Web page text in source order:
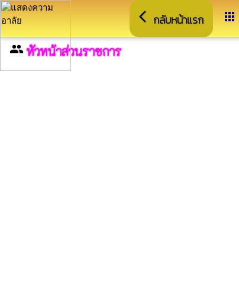
arrow_back_ios กลับหน้าแรก apps
groupหัวหน้าส่วนราชการ